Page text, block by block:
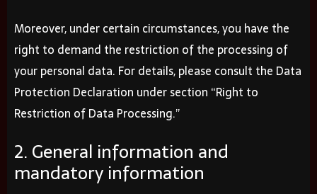
Moreover, under certain circumstances, you have the
right to demand the restriction of the processing of
your personal data. For details, please consult the Data
Protection Declaration under section “Right to
Restriction of Data Processing.”
2. General information and
mandatory information